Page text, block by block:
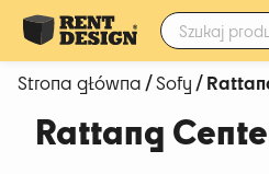
Szukaj:
Strona główna/Sofy/
Rattang